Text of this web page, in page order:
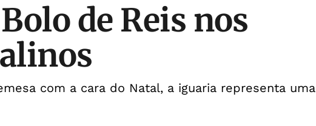
de Reis nos
com a cara do Natal, a iguaria representa uma